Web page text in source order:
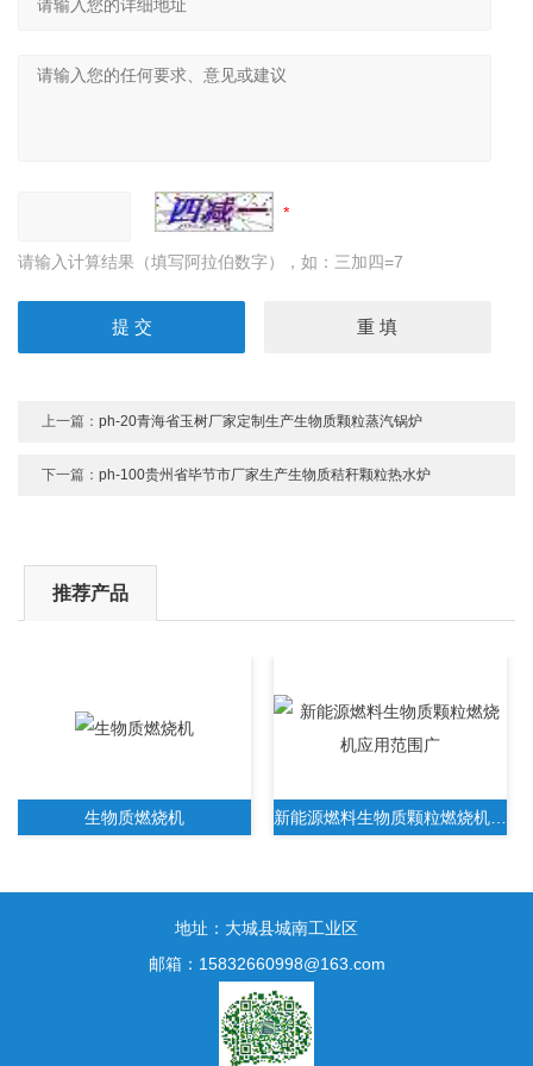
请输入计算结果（填写阿拉伯数字），如：三加四=7
上一篇：ph-20青海省玉树厂家定制生产生物质颗粒蒸汽锅炉
下一篇：ph-100贵州省毕节市厂家生产生物质秸秆颗粒热水炉
推荐产品
生物质燃烧机 新能源燃料生物质颗粒燃烧机应用范围广
新一代生物质木屑颗粒燃烧机无需人工操作
地址：大城县城南工业区
邮箱：15832660998@163.com